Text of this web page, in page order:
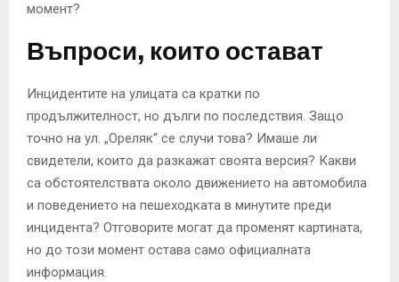
момент?
Въпроси, които остават
Инцидентите на улицата са кратки по
продължителност, но дълги по последствия. Защо
точно на ул. „Ореляк“ се случи това? Имаше ли
свидетели, които да разкажат своята версия? Какви
са обстоятелствата около движението на автомобила
и поведението на пешеходката в минутите преди
инцидента? Отговорите могат да променят картината,
но до този момент остава само официалната
информация.